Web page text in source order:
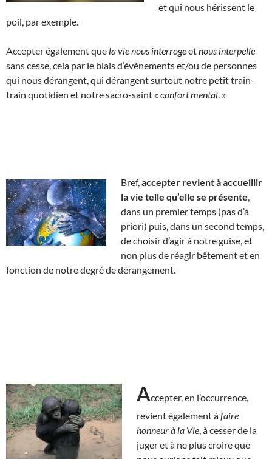
et qui nous hérissent le
poil, par exemple.
Accepter également que la vie nous interrogeetnous interpelle
sans cesse, cela par le biais d’évènements et/ou de personnes
qui nous dérangent, qui dérangent surtout notre petit train-
train quotidien et notre sacro-saint « confort mental . »
Bref, accepter revient à accueillir
la vie telle qu’elle se présente
dans un premier temps (pas d’à
priori) puis, dans un second temps,
de choisir d’agir à notre guise, et
non plus de réagir bêtement et en
fonction de notre degré de dérangement.
Accepter, en l’occurrence,
revient également àfaire
honneur à la Vie , à cesser de la
juger et à ne plus croire que